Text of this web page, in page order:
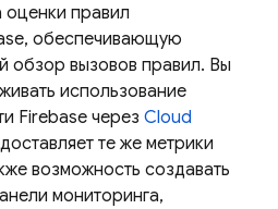
оценки правил
обеспечивающую
обзор вызовов правил. Вы
использование
Firebase через Cloud
те же метрики
возможность создавать
мониторинга,